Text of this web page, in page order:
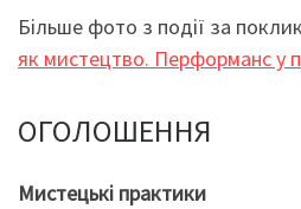
Більше фото з події за
як мистецтво. Перформанс у
ОГОЛОШЕННЯ
Мистецькі практики